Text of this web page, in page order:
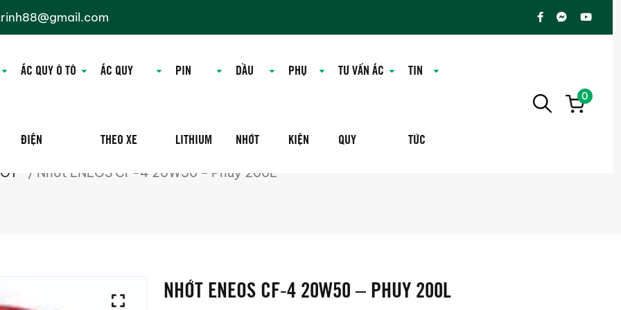
ẮC QUY Ô TÔ
ĐIỆN
ẮC QUY
THEO XE
PIN
LITHIUM
DẦU
NHỚT
PHỤ
KIỆN
TƯ VẤN ẮC
QUY
TIN
TỨC
0
/ Nhớt ENEOS CF-4 20W50 – Phuy 200L
NHỚT ENEOS CF-4 20W50 – PHUY 200L